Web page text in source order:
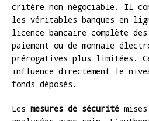
critère non négociable. Il
les véritables banques en
licence bancaire complète
paiement ou de monnaie
prérogatives plus limitées.
influence directement le
fonds déposés.
Les mesures de sécurité